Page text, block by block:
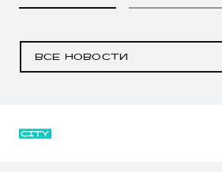
ВСЕ НОВОСТИ